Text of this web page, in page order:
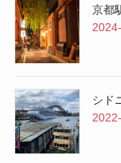
京都
シド